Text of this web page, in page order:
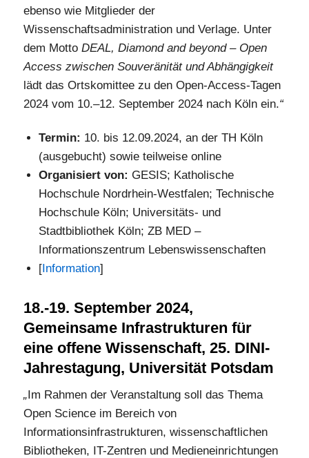
ebenso wie Mitglieder der
Wissenschaftsadministration und Verlage. Unter
dem MottoDEAL, Diamond and beyond – Open
Access zwischen Souveränität und Abhängigkeit
lädt das Ortskomittee zu den Open-Access-Tagen
2024 vom 10.–12. September 2024 nach Köln ein.“
Termin: 10. bis 12.09.2024, an der TH Köln
(ausgebucht) sowie teilweise online
Organisiert von: GESIS; Katholische
Hochschule Nordrhein-Westfalen; Technische
Hochschule Köln; Universitäts- und
Stadtbibliothek Köln; ZB MED –
Informationszentrum Lebenswissenschaften
[Information]
18.-19. September 2024,
Gemeinsame Infrastrukturen für
eine offene Wissenschaft, 25. DINI-
Jahrestagung, Universität Potsdam
„ Im Rahmen der Veranstaltung soll das Thema
Open Science im Bereich von
Informationsinfrastrukturen, wissenschaftlichen
Bibliotheken, IT-Zentren und Medieneinrichtungen